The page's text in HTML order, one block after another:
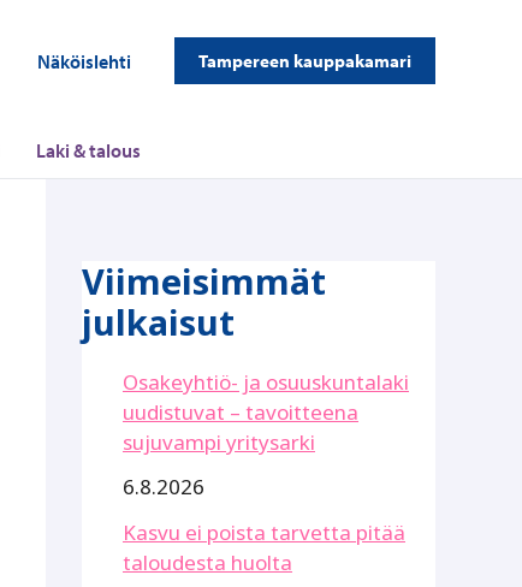
Näköislehti Tampereen kauppakamari
Laki & talous
Viimeisimmät
julkaisut
Osakeyhtiö- ja osuuskuntalaki
uudistuvat – tavoitteena
sujuvampi yritysarki
6.8.2026
Kasvu ei poista tarvetta pitää
taloudesta huolta